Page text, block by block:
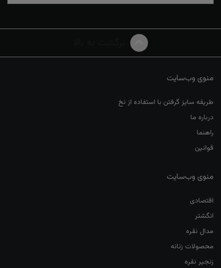
منوی وب‌سایت
طریقه سایز گرفتن با استفاده از نخ
درباره ما
راهنما
قوانین
منوی وب‌سایت
اقتصادی
انگشتر
مدال نقره
محصولات زنانه
زنجیر نقره